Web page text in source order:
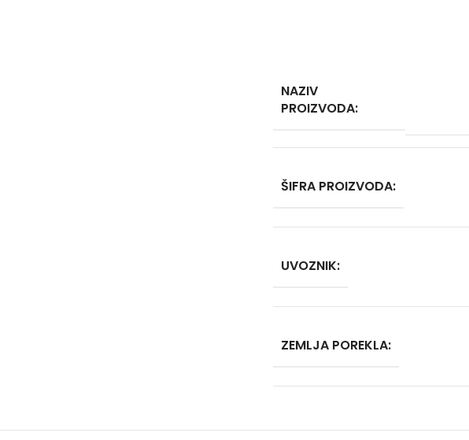
NAZIV
PROIZVODA:
ŠIFRA PROIZVODA:
UVOZNIK:
ZEMLJA POREKLA: